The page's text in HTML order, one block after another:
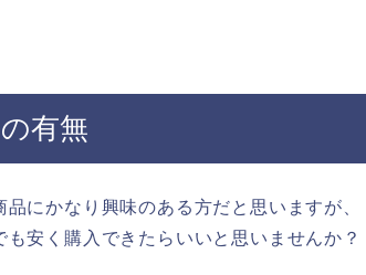
有無
にかなり興味のある方だと思いますが、
安く購入できたらいいと思いませんか？